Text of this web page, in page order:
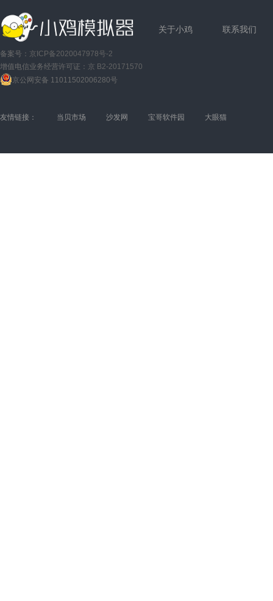
关于小鸡 联系我们
备案号： 京ICP备2020047978号-2
增值电信业务经营许可证： 京 B2-20171570
京公网安备 11011502006280号
友情链接： 当贝市场 沙发网 宝哥软件园 大眼猫